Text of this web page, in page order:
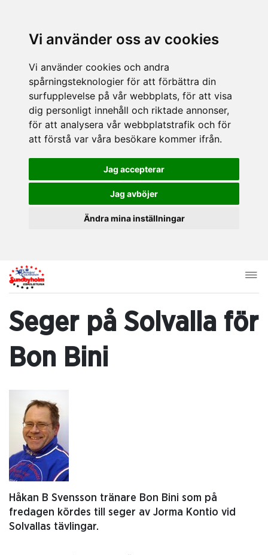
Vi använder oss av cookies
Vi använder cookies och andra
spårningsteknologier för att förbättra din
surfupplevelse på vår webbplats, för att visa
dig personligt innehåll och riktade annonser,
för att analysera vår webbplatstrafik och för
att förstå var våra besökare kommer ifrån.
Jag accepterar
Jag avböjer
Ändra mina inställningar
Seger på Solvalla för
Bon Bini
Håkan B Svensson tränare Bon Bini som på
fredagen kördes till seger av Jorma Kontio vid
Solvallas tävlingar.